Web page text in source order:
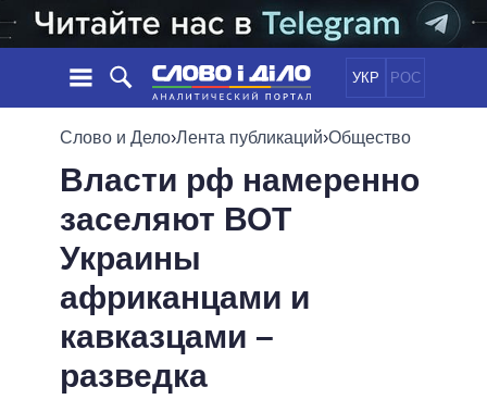
УКР РОС
НОВОСТИ
ЛЕНТА
СОБЫТИЯ
СТАТЬИ
МНЕНИЯ
ОБЗОРЫ
ДАЙДЖЕСТЫ
ПОЛИТИКА
ЭКОНОМИКА
ОБЕЩАНИЯ
ПОЛИТИКИ
ВСЕ ПОЛИТИКИ
ПРЕЗИДЕНТ И ОФИС
ВЕРХОВНАЯ РАДА
КАБИНЕТ МИНИСТРОВ
ВИДЕО
ПОДДЕРЖАТЬ
Слово и Дело›Лента публикаций›Общество
Власти рф намеренно
заселяют ВОТ
Украины
африканцами и
кавказцами –
разведка